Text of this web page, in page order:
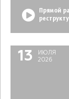
Прямой
13
ИЮЛЯ
2026